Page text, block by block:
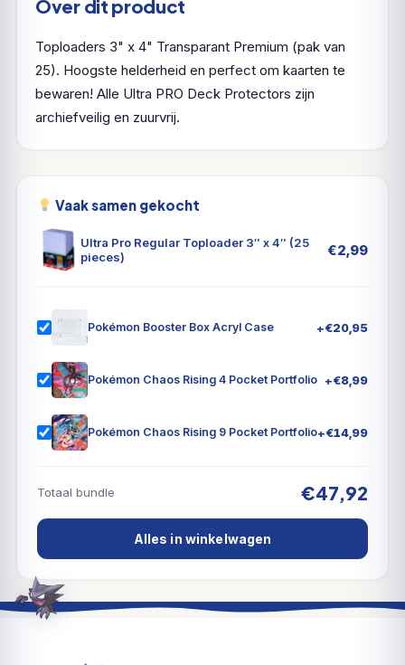
Over dit product
Toploaders 3" x 4" Transparant Premium (pak van
25). Hoogste helderheid en perfect om kaarten te
bewaren! Alle Ultra PRO Deck Protectors zijn
archiefveilig en zuurvrij.
Vaak samen gekocht
Ultra Pro Regular Toploader 3″ x 4″ (25
pieces)
€2,99
Pokémon Booster Box Acryl Case +€20,95
Pokémon Chaos Rising 4 Pocket Portfolio +€8,99
Pokémon Chaos Rising 9 Pocket Portfolio+€14,99
Totaal bundle €47,92
Alles in winkelwagen